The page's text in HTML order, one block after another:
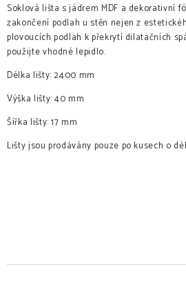
Soklová lišta s jádrem MDF a dekorativní
zakončení podlah u stěn nejen z
plovoucích podlah k překrytí dilatačních
použijte vhodné lepidlo.
Délka lišty: 2400 mm
Výška lišty: 40 mm
Šířka lišty: 17 mm
Lišty jsou prodávány pouze po kusech o